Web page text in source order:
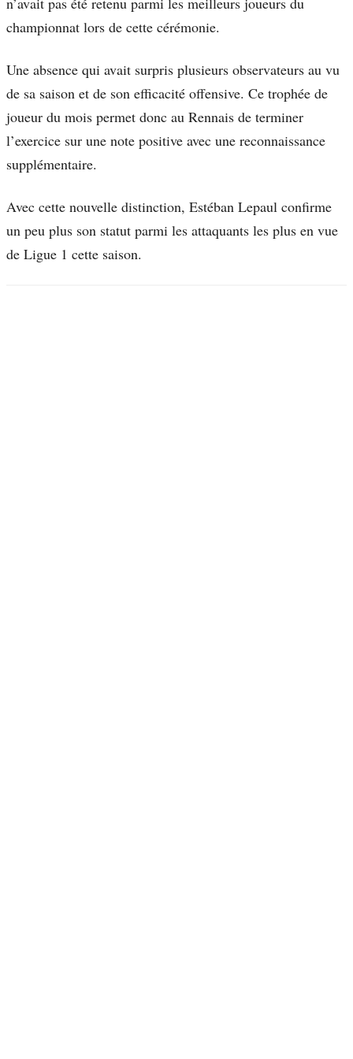
championnat lors de cette cérémonie.
Une absence qui avait surpris plusieurs observateurs au vu
de sa saison et de son efficacité offensive. Ce trophée de
joueur du mois permet donc au Rennais de terminer
l’exercice sur une note positive avec une reconnaissance
supplémentaire.
Avec cette nouvelle distinction, Estéban Lepaul confirme
un peu plus son statut parmi les attaquants les plus en vue
de Ligue 1 cette saison.